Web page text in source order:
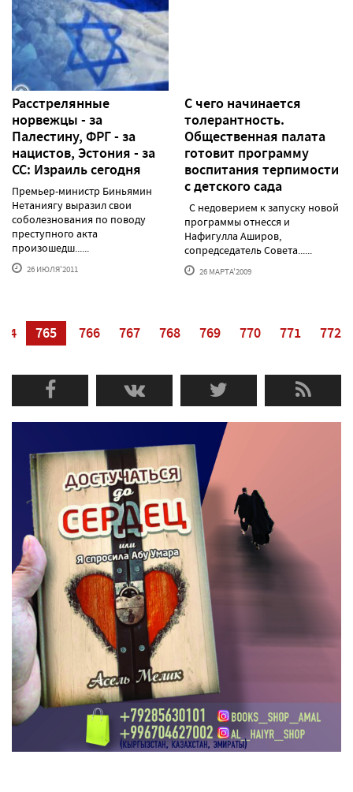
Расстрелянные
норвежцы - за
Палестину, ФРГ - за
нацистов, Эстония - за
СС: Израиль сегодня
Премьер-министр Биньямин
Нетаниягу выразил свои
соболезнования по поводу
преступного акта
произошедш......
26 ИЮЛЯ'2011
С чего начинается
толерантность.
Общественная палата
готовит программу
воспитания терпимости
с детского сада
С недоверием к запуску новой
программы отнесся и
Нафигулла Аширов,
сопредседатель Совета......
26 МАРТА'2009
765 766 767 768 769 770 771 772